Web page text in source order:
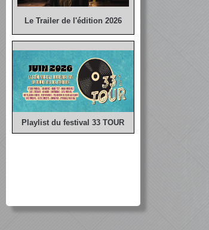
Le Trailer de l'édition 2026
Playlist du festival 33 TOUR